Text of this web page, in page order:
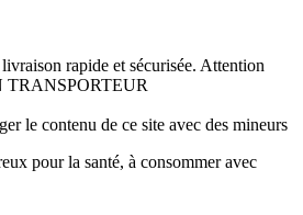
rapide et sécurisée. Attention
TRANSPORTEUR
le contenu de ce site avec des mineurs
pour la santé, à consommer avec